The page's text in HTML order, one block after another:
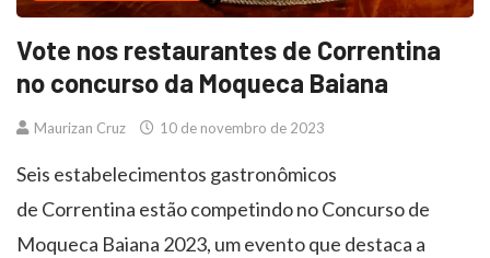
Vote nos restaurantes de Correntina
no concurso da Moqueca Baiana
Maurizan Cruz 10 de novembro de 2023
Seis estabelecimentos gastronômicos
de Correntina estão competindo no Concurso de
Moqueca Baiana 2023, um evento que destaca a